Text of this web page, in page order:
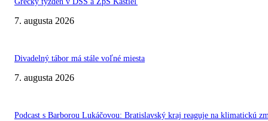
7. augusta 2026
Divadelný tábor má stále voľné miesta
7. augusta 2026
Podcast s Barborou Lukáčovou: Bratislavský kraj reaguje na klimatickú